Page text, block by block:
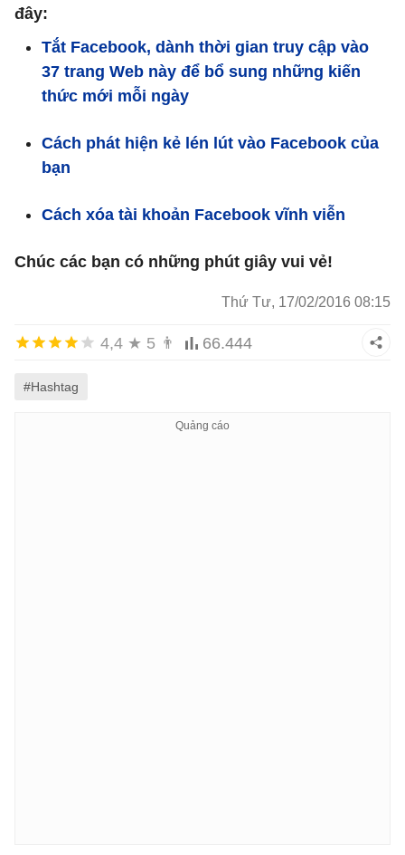
đây:
Tắt Facebook, dành thời gian truy cập vào
37 trang Web này để bổ sung những kiến
thức mới mỗi ngày
Cách phát hiện kẻ lén lút vào Facebook của
bạn
Cách xóa tài khoản Facebook vĩnh viễn
Chúc các bạn có những phút giây vui vẻ!
Thứ Tư, 17/02/2016 08:15
4,4 ★ 5 👨 66.444
#Hashtag